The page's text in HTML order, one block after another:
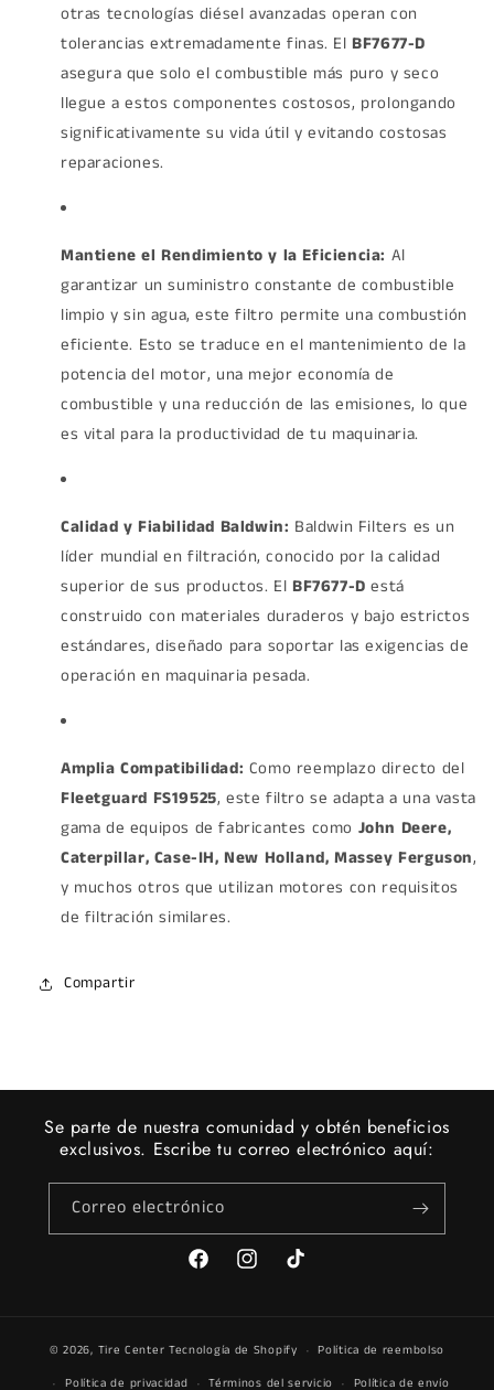
otras tecnologías diésel avanzadas operan con
tolerancias extremadamente finas. El BF7677-D
asegura que solo el combustible más puro y seco
llegue a estos componentes costosos, prolongando
significativamente su vida útil y evitando costosas
reparaciones.
Mantiene el Rendimiento y la Eficiencia: Al
garantizar un suministro constante de combustible
limpio y sin agua, este filtro permite una combustión
eficiente. Esto se traduce en el mantenimiento de la
potencia del motor, una mejor economía de
combustible y una reducción de las emisiones, lo que
es vital para la productividad de tu maquinaria.
Calidad y Fiabilidad Baldwin: Baldwin Filters es un
líder mundial en filtración, conocido por la calidad
superior de sus productos. El BF7677-D está
construido con materiales duraderos y bajo estrictos
estándares, diseñado para soportar las exigencias de
operación en maquinaria pesada.
Amplia Compatibilidad: Como reemplazo directo del
Fleetguard FS19525, este filtro se adapta a una vasta
gama de equipos de fabricantes como John Deere,
Caterpillar, Case-IH, New Holland, Massey Ferguson,
y muchos otros que utilizan motores con requisitos
de filtración similares.
Compartir
Se parte de nuestra comunidad y obtén beneficios
exclusivos. Escribe tu correo electrónico aquí:
Correo electrónico
FacebookInstagramTikTok
© 2026, Tire Center Tecnología de Shopify
Política de reembolso
Política de privacidad
Términos del servicio Política de envío